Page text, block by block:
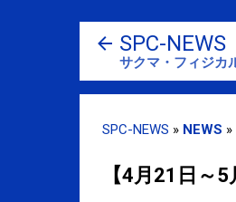
SPC-NEWS
サクマ・フィジカ
SPC-NEWS » NEWS »
【4月21日～